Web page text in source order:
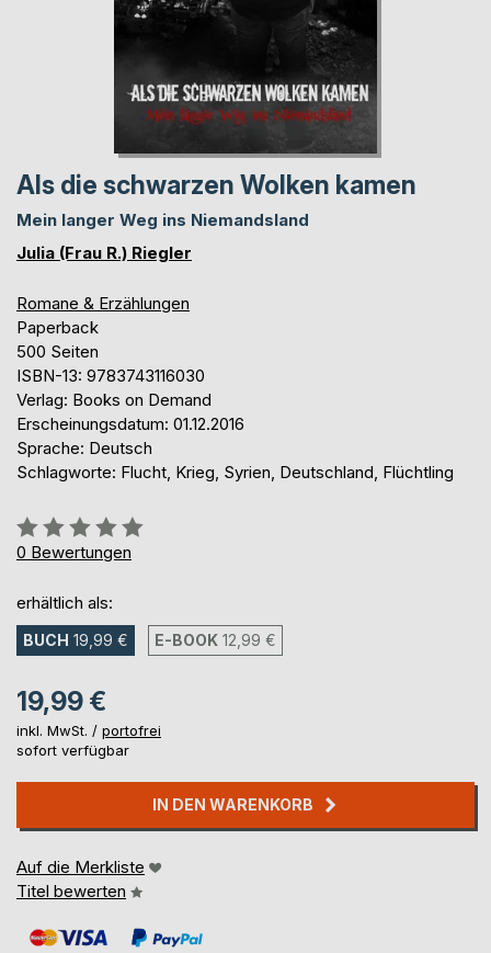
Als die schwarzen Wolken kamen
Mein langer Weg ins Niemandsland
Julia (Frau R.) Riegler
Romane & Erzählungen
Paperback
500 Seiten
ISBN-13: 9783743116030
Verlag: Books on Demand
Erscheinungsdatum: 01.12.2016
Sprache: Deutsch
Schlagworte: Flucht, Krieg, Syrien, Deutschland, Flüchtling
Bewertung::
0%
0 Bewertungen
erhältlich als:
BUCH 19,99 € E-BOOK 12,99 €
19,99 €
inkl. MwSt. / portofrei
sofort verfügbar
IN DEN WARENKORB
Auf die Merkliste
Titel bewerten